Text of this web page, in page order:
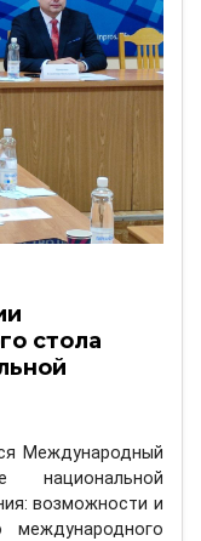
стола
и
Международный
национальной
возможности и
международного